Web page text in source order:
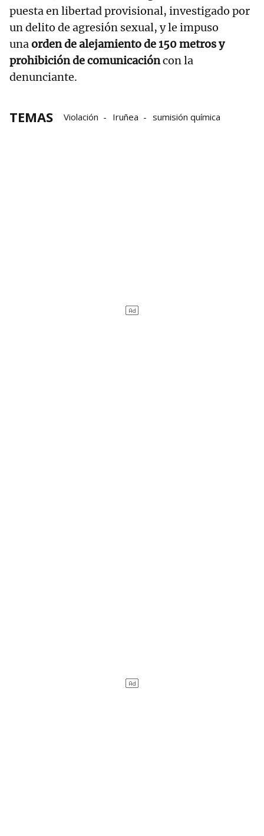
puesta en libertad provisional, investigado por
un delito de agresión sexual, y le impuso
unaorden de alejamiento de 150 metros y
prohibición de comunicacióncon la
denunciante.
TEMAS Violación Iruñea sumisión química